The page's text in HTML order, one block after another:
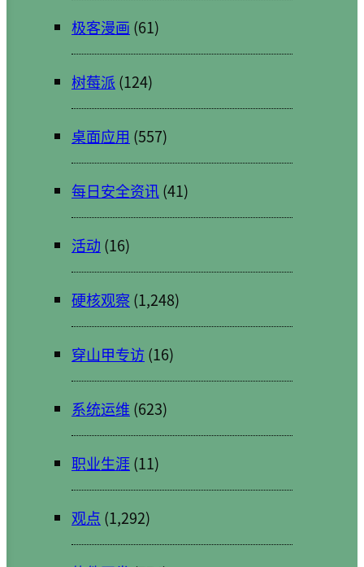
极客漫画 (61)
树莓派 (124)
桌面应用 (557)
每日安全资讯(41)
活动 (16)
硬核观察 (1,248)
穿山甲专访(16)
系统运维(623)
职业生涯(11)
观点 (1,292)